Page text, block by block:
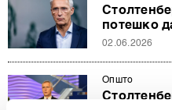
потешко
02.06.2026
Општо